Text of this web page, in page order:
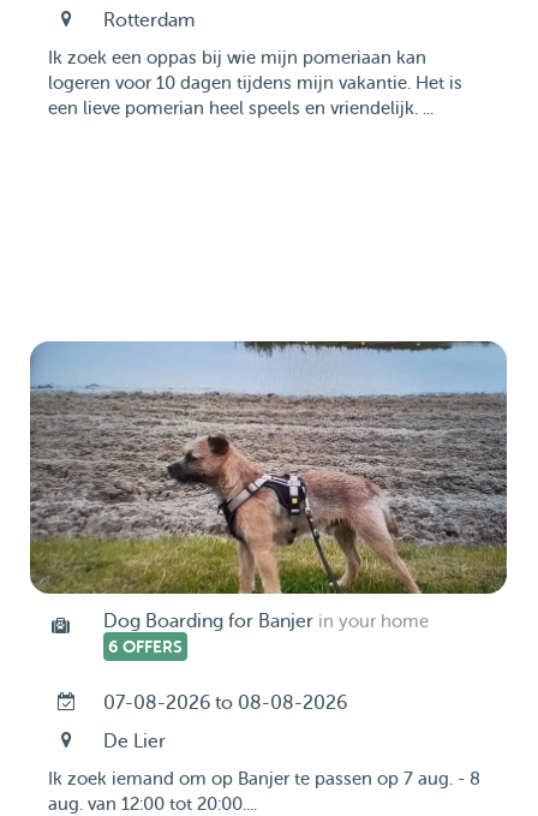
Rotterdam
Ik zoek een oppas bij wie mijn pomeriaan kan
logeren voor 10 dagen tijdens mijn vakantie. Het is
een lieve pomerian heel speels en vriendelijk. ...
Dog Boarding for Banjer in your home
6 OFFERS
07-08-2026 to 08-08-2026
De Lier
Ik zoek iemand om op Banjer te passen op 7 aug. - 8
aug. van 12:00 tot 20:00....